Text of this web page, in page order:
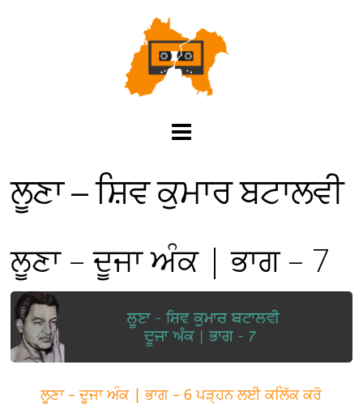
ਲੂਣਾ – ਸ਼ਿਵ ਕੁਮਾਰ ਬਟਾਲਵੀ
ਲੂਣਾ – ਦੂਜਾ ਅੰਕ | ਭਾਗ – 7
ਲੂਣਾ – ਦੂਜਾ ਅੰਕ | ਭਾਗ – 6 ਪੜ੍ਹਨ ਲਈ ਕਲਿੱਕ ਕਰੋ